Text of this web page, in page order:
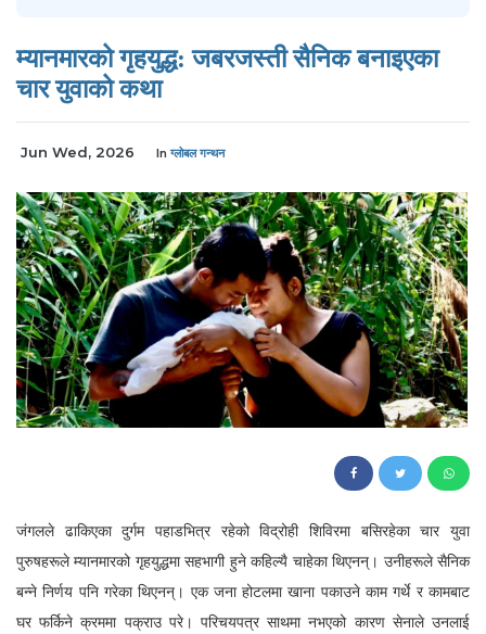
म्यानमारको गृहयुद्ध: जबरजस्ती सैनिक बनाइएका
चार युवाको कथा
Jun Wed, 2026 In ग्लोबल गन्थन
जंगलले ढाकिएका दुर्गम पहाडभित्र रहेको विद्रोही शिविरमा बसिरहेका चार युवा
पुरुषहरूले म्यानमारको गृहयुद्धमा सहभागी हुने कहिल्यै चाहेका थिएनन्। उनीहरूले सैनिक
बन्ने निर्णय पनि गरेका थिएनन्। एक जना होटलमा खाना पकाउने काम गर्थे र कामबाट
घर फर्किने क्रममा पक्राउ परे। परिचयपत्र साथमा नभएको कारण सेनाले उनलाई